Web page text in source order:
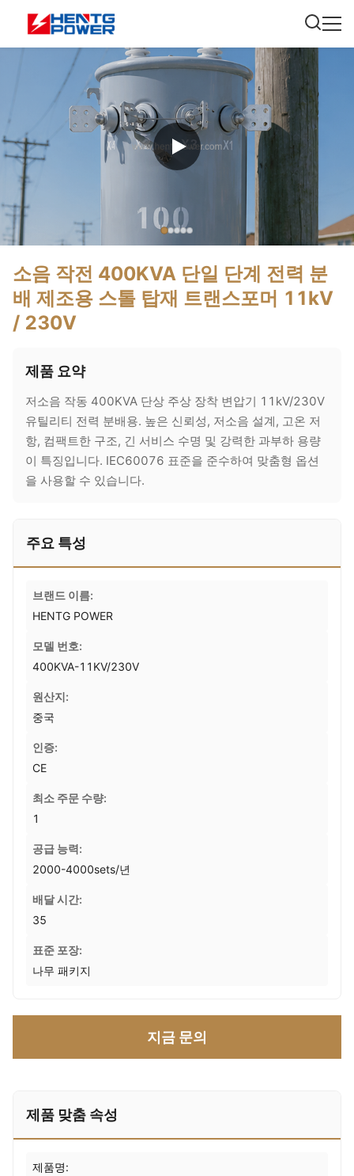
소음 작전 400KVA 단일 단계 전력 분
배 제조용 스톨 탑재 트랜스포머 11kV
/ 230V
제품 요약
저소음 작동 400KVA 단상 주상 장착 변압기 11kV/230V
유틸리티 전력 분배용. 높은 신뢰성, 저소음 설계, 고온 저
항, 컴팩트한 구조, 긴 서비스 수명 및 강력한 과부하 용량
이 특징입니다. IEC60076 표준을 준수하여 맞춤형 옵션
을 사용할 수 있습니다.
주요 특성
브랜드 이름:
HENTG POWER
모델 번호:
400KVA-11KV/230V
원산지:
중국
인증:
CE
최소 주문 수량:
1
공급 능력:
2000-4000sets/년
배달 시간:
35
표준 포장:
나무 패키지
지금 문의
제품 맞춤 속성
제품명: